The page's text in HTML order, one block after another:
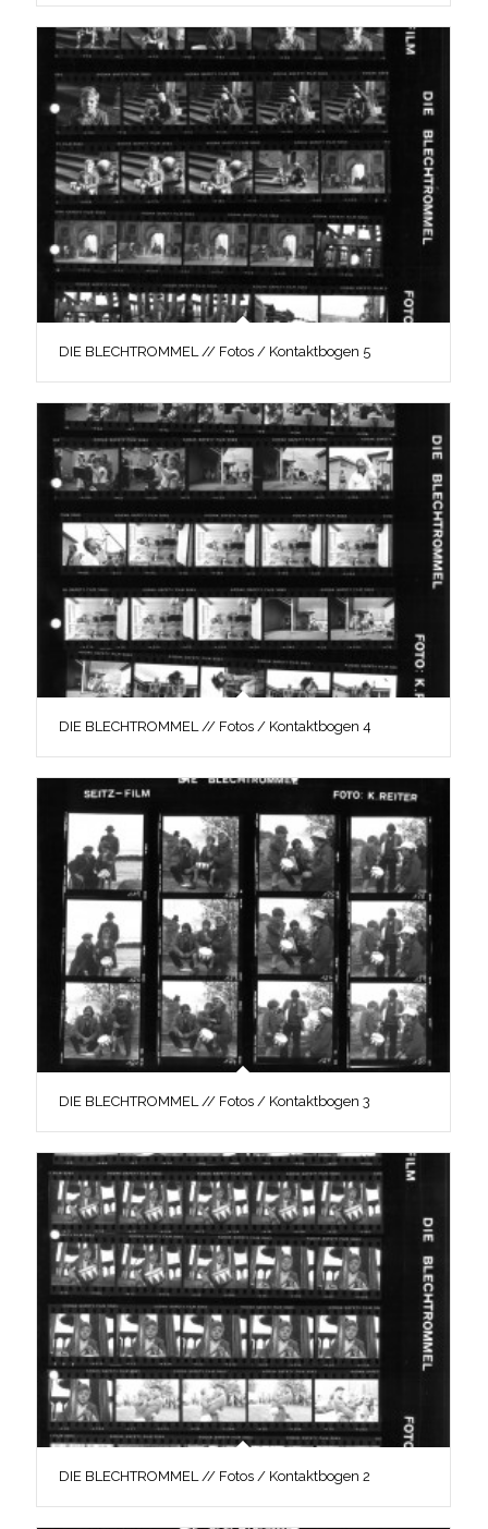
DIE BLECHTROMMEL // Fotos / Kontaktbogen 5
DIE BLECHTROMMEL // Fotos / Kontaktbogen 4
DIE BLECHTROMMEL // Fotos / Kontaktbogen 3
DIE BLECHTROMMEL // Fotos / Kontaktbogen 2